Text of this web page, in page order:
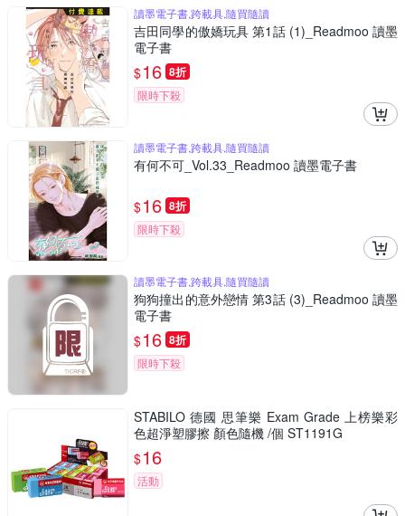
讀墨電子書,跨載具,隨買隨讀
吉田同學的傲嬌玩具 第1話 (1)_Readmoo 讀墨
電子書
$16 8折
限時下殺
讀墨電子書,跨載具,隨買隨讀
有何不可_Vol.33_Readmoo 讀墨電子書
$16 8折
限時下殺
讀墨電子書,跨載具,隨買隨讀
狗狗撞出的意外戀情 第3話 (3)_Readmoo 讀墨
電子書
$16 8折
限時下殺
STABILO 德國 思筆樂 Exam Grade 上榜樂彩
色超淨塑膠擦 顏色隨機 /個 ST1191G
$16
活動